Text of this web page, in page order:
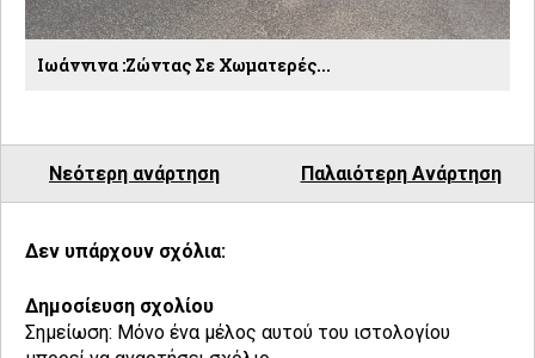
Ιωάννινα :Ζώντας Σε Χωματερές...
Νεότερη ανάρτηση Παλαιότερη Ανάρτηση
Δεν υπάρχουν σχόλια:
Δημοσίευση σχολίου
Σημείωση: Μόνο ένα μέλος αυτού του ιστολογίου